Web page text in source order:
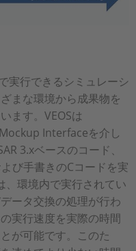
実行できるシミュレーシ
まな環境から成果物を
ます。VEOSは
Interfaceを介し
3.xベースのコード、
び手書きのCコードを実
、環境内で実行されてい
ータ交換の処理が行わ
実行速度を実際の時間
が可能です。このた